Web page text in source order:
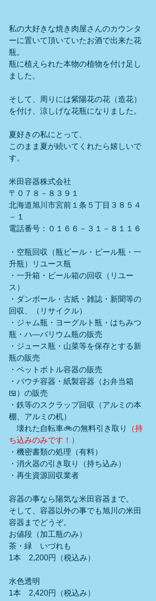
私の大好きな焼き肉屋さんのカウンタ
ーに置いて頂いていたお酒で出来た花
瓶。
瓶に植えられた本物の植物を付け足し
ました。
そして、周りには紫陽花の花（造花）
を付け、涼しげな花瓶になりました。
夏好きの私にとって、
このまま夏が続いてくれたら嬉しいで
す。
米田容器株式会社
〒０７８－８３９１
北海道旭川市宮前１条５丁目３８５４
－１
電話番号：０１６６－３１－８１１６
・空瓶回収（瓶ビール・ビール瓶・一
升瓶）リユース瓶
・一升箱・ビール箱の回収（リユー
ス）
・ダンボール・古紙・雑誌・新聞等の
回収、（リサイクル）
・ジャム瓶・ヨーグルト瓶・はちみつ
瓶・ハ―バリウム瓶の販売
・ジュース瓶・山菜等を保存とする新
瓶の販売
・ペットボトル容器の販売
・パウチ容器・紙製容器（お弁当箱
🍱）の販売
・鉄等のスクラップ回収（アルミの本
棚、アルミの机）
壊れた自転車🚲の無料引き取り
（持
ち込みのみです！）
・機密書類の処理（有料）
・消火器の引き取り（持ち込み）
・再生資源回収業者
容器の事なら陽気な米田容器まで。
そして、容器以外の事でも旭川の米田
容器までどうぞ。
お値段（加工瓶のみ）
茶・緑　いづれも
1本　2,200円（税込み）
水色透明
1本　2,420円（税込み）